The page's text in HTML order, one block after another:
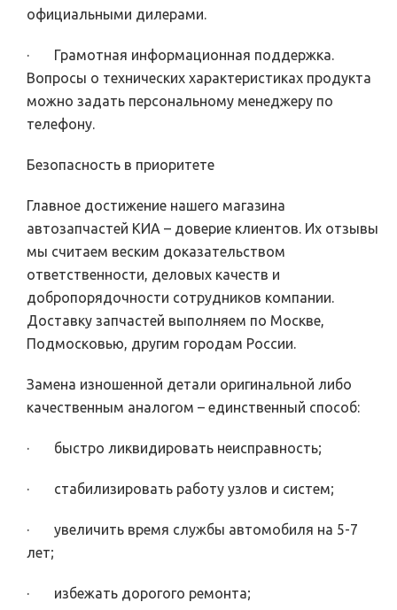
официальными дилерами.
· Грамотная информационная поддержка.
Вопросы о технических характеристиках продукта
можно задать персональному менеджеру по
телефону.
Безопасность в приоритете
Главное достижение нашего магазина
автозапчастей КИА – доверие клиентов. Их отзывы
мы считаем веским доказательством
ответственности, деловых качеств и
добропорядочности сотрудников компании.
Доставку запчастей выполняем по Москве,
Подмосковью, другим городам России.
Замена изношенной детали оригинальной либо
качественным аналогом – единственный способ:
· быстро ликвидировать неисправность;
· стабилизировать работу узлов и систем;
· увеличить время службы автомобиля на 5-7
лет;
· избежать дорогого ремонта;